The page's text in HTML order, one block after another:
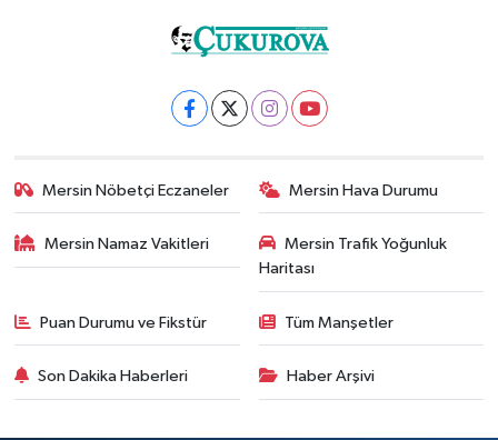
Mersin Nöbetçi Eczaneler Mersin Hava Durumu
Mersin Namaz Vakitleri
Mersin Trafik Yoğunluk
Haritası
Puan Durumu ve Fikstür Tüm Manşetler
Son Dakika Haberleri Haber Arşivi